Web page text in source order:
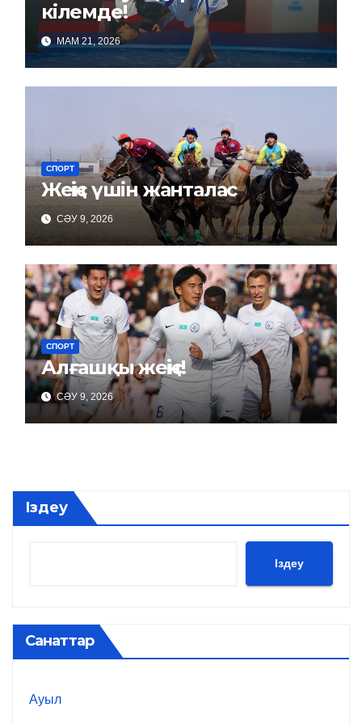
кілемде!
МАМ 21, 2026
СПОРТ
Жеңіс үшін жанталас
СӘУ 9, 2026
СПОРТ
Алғашқы жеңіс!
СӘУ 9, 2026
Іздеу
Іздеу
Санаттар
Ауыл